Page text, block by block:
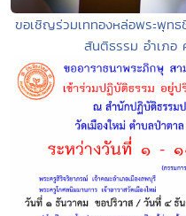
ขอเชิญร่วมเททองหล่อพระพุท
สันติธรรม อำเภอ